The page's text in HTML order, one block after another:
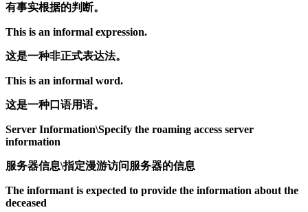
有事实根据的判断。
This is an informal expression.
这是一种非正式表达法。
This is an informal word.
这是一种口语用语。
Server Information\Specify the roaming access server
information
服务器信息\指定漫游访问服务器的信息
The informant is expected to provide the information about the
deceased